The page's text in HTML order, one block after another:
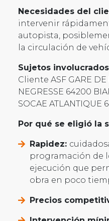
Necesidades del
intervenir
autopista,
la circulación de
Sujetos
Cliente ASF GARE DE
NEGRESSE 64200
SOCAE ATLANTIQUE
Por qué se eligió la
Rapidez:
programación de
ejecución que
obra en poco
Precios